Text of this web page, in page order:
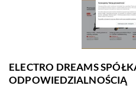
ELECTRO DREAMS
ODPOWIEDZIALNOŚCIĄ